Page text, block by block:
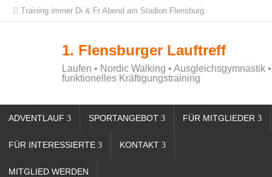
Training immer Di & Fr Abend am Stadion Flensburg
1. Flensburger Lauftreff
Laufen • Nordic Walking • Ausgleichsgymnastik •
funktionelles Kräftigungstraining
ADVENTLAUF SPORTANGEBOT FÜR MITGLIEDER
FÜR INTERESSIERTE KONTAKT
MITGLIED WERDEN